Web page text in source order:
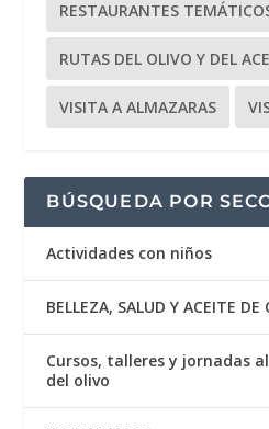
RESTAURANTES
RUTAS DEL OLIVO Y DEL
VISITA A ALMAZARAS
BÚSQUEDA POR
Actividades con niños
BELLEZA, SALUD Y ACEITE DE
Cursos, talleres y jornadas
del olivo